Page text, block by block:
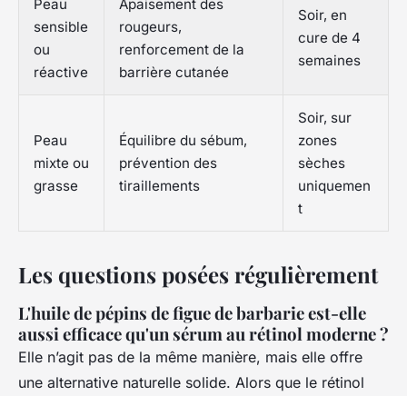
Peau
sensible
ou
réactive
Apaisement des
rougeurs,
renforcement de la
barrière cutanée
Soir, en
cure de 4
semaines
Peau
mixte ou
grasse
Équilibre du sébum,
prévention des
tiraillements
Soir, sur
zones
sèches
uniquemen
t
Les questions posées régulièrement
L'huile de pépins de figue de barbarie est-elle
aussi efficace qu'un sérum au rétinol moderne ?
Elle n’agit pas de la même manière, mais elle offre
une alternative naturelle solide. Alors que le rétinol